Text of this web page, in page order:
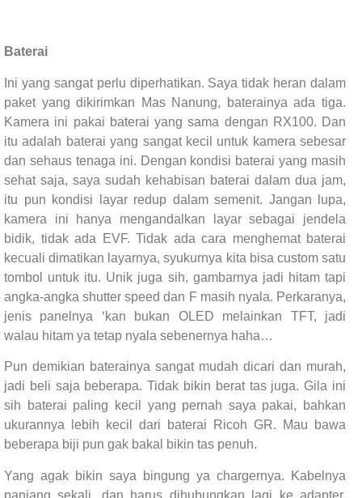
Baterai
Ini yang sangat perlu diperhatikan. Saya tidak heran dalam
paket yang dikirimkan Mas Nanung, baterainya ada tiga.
Kamera ini pakai baterai yang sama dengan RX100. Dan
itu adalah baterai yang sangat kecil untuk kamera sebesar
dan sehaus tenaga ini. Dengan kondisi baterai yang masih
sehat saja, saya sudah kehabisan baterai dalam dua jam,
itu pun kondisi layar redup dalam semenit. Jangan lupa,
kamera ini hanya mengandalkan layar sebagai jendela
bidik, tidak ada EVF. Tidak ada cara menghemat baterai
kecuali dimatikan layarnya, syukurnya kita bisa custom satu
tombol untuk itu. Unik juga sih, gambarnya jadi hitam tapi
angka-angka shutter speed dan F masih nyala. Perkaranya,
jenis panelnya ‘kan bukan OLED melainkan TFT, jadi
walau hitam ya tetap nyala sebenernya haha…
Pun demikian baterainya sangat mudah dicari dan murah,
jadi beli saja beberapa. Tidak bikin berat tas juga. Gila ini
sih baterai paling kecil yang pernah saya pakai, bahkan
ukurannya lebih kecil dari baterai Ricoh GR. Mau bawa
beberapa biji pun gak bakal bikin tas penuh.
Yang agak bikin saya bingung ya chargernya. Kabelnya
panjang sekali, dan harus dihubungkan lagi ke adapter,